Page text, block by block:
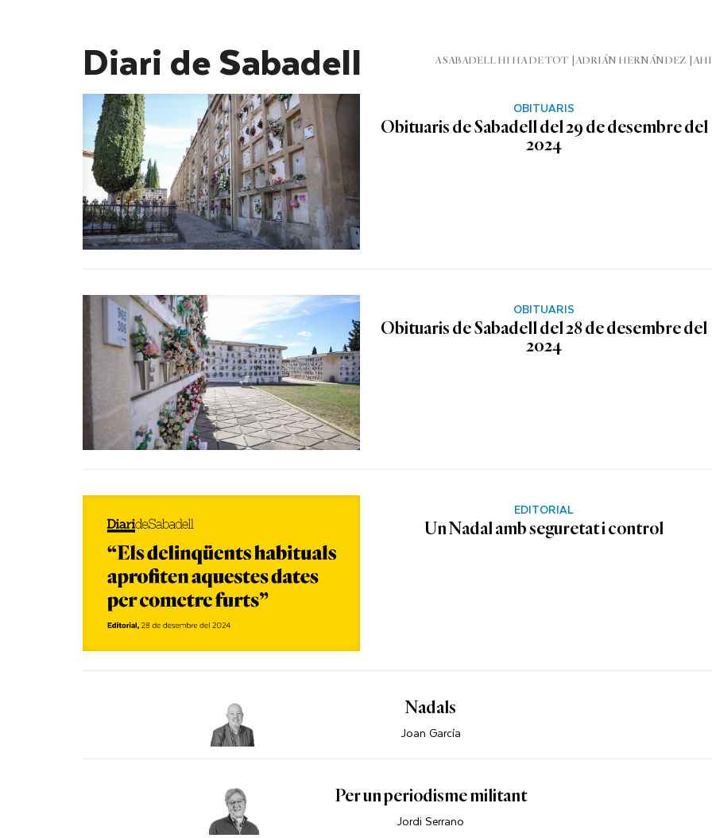
Diari de Sabadell A SABADELL HI HA DE TOT ADRIÁN HERNÁNDEZ
OBITUARIS
Obituaris de Sabadell del 29 de desembre del
2024
OBITUARIS
Obituaris de Sabadell del 28 de desembre del
2024
EDITORIAL
Un Nadal amb seguretat i control
Nadals
Joan García
Per un periodisme militant
Jordi Serrano